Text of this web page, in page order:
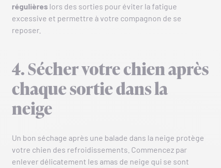
régulières lors des sorties pour éviter la fatigue
excessive et permettre à votre compagnon de se
reposer.
4. Sécher votre chien après
chaque sortie dans la
neige
Un bon séchage après une balade dans la neige protège
votre chien des refroidissements. Commencez par
enlever délicatement les amas de neige qui se sont